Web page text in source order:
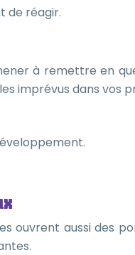
de réagir.
à remettre en
imprévus dans vos
ouvrent aussi des